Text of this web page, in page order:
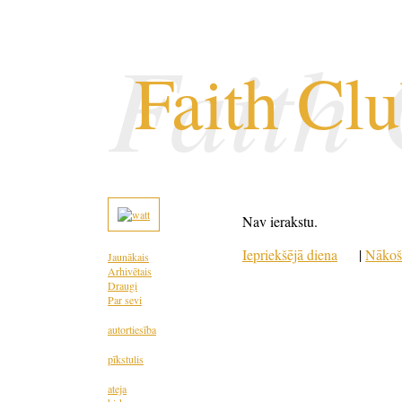
Faith
Faith
Jaunākais
Arhivētais
Draugi
Par sevi
autortiesība
pīkstulis
ateja
Nav ierakstu.
Iepriekšējā diena
|